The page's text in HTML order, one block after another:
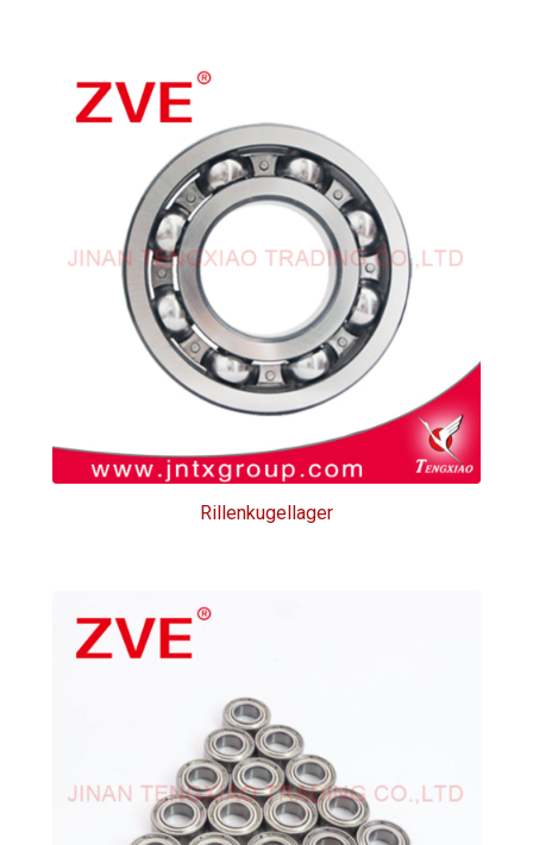
Rillenkugellager
Rillenkugellager
MINI-Lager